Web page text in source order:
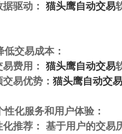
据驱动： 猫头鹰自动交易
低交易成本：
费用： 猫头鹰自动交易
交易优势： 猫头鹰自动交易
性化服务和用户体验：
化推荐： 基于用户的交易